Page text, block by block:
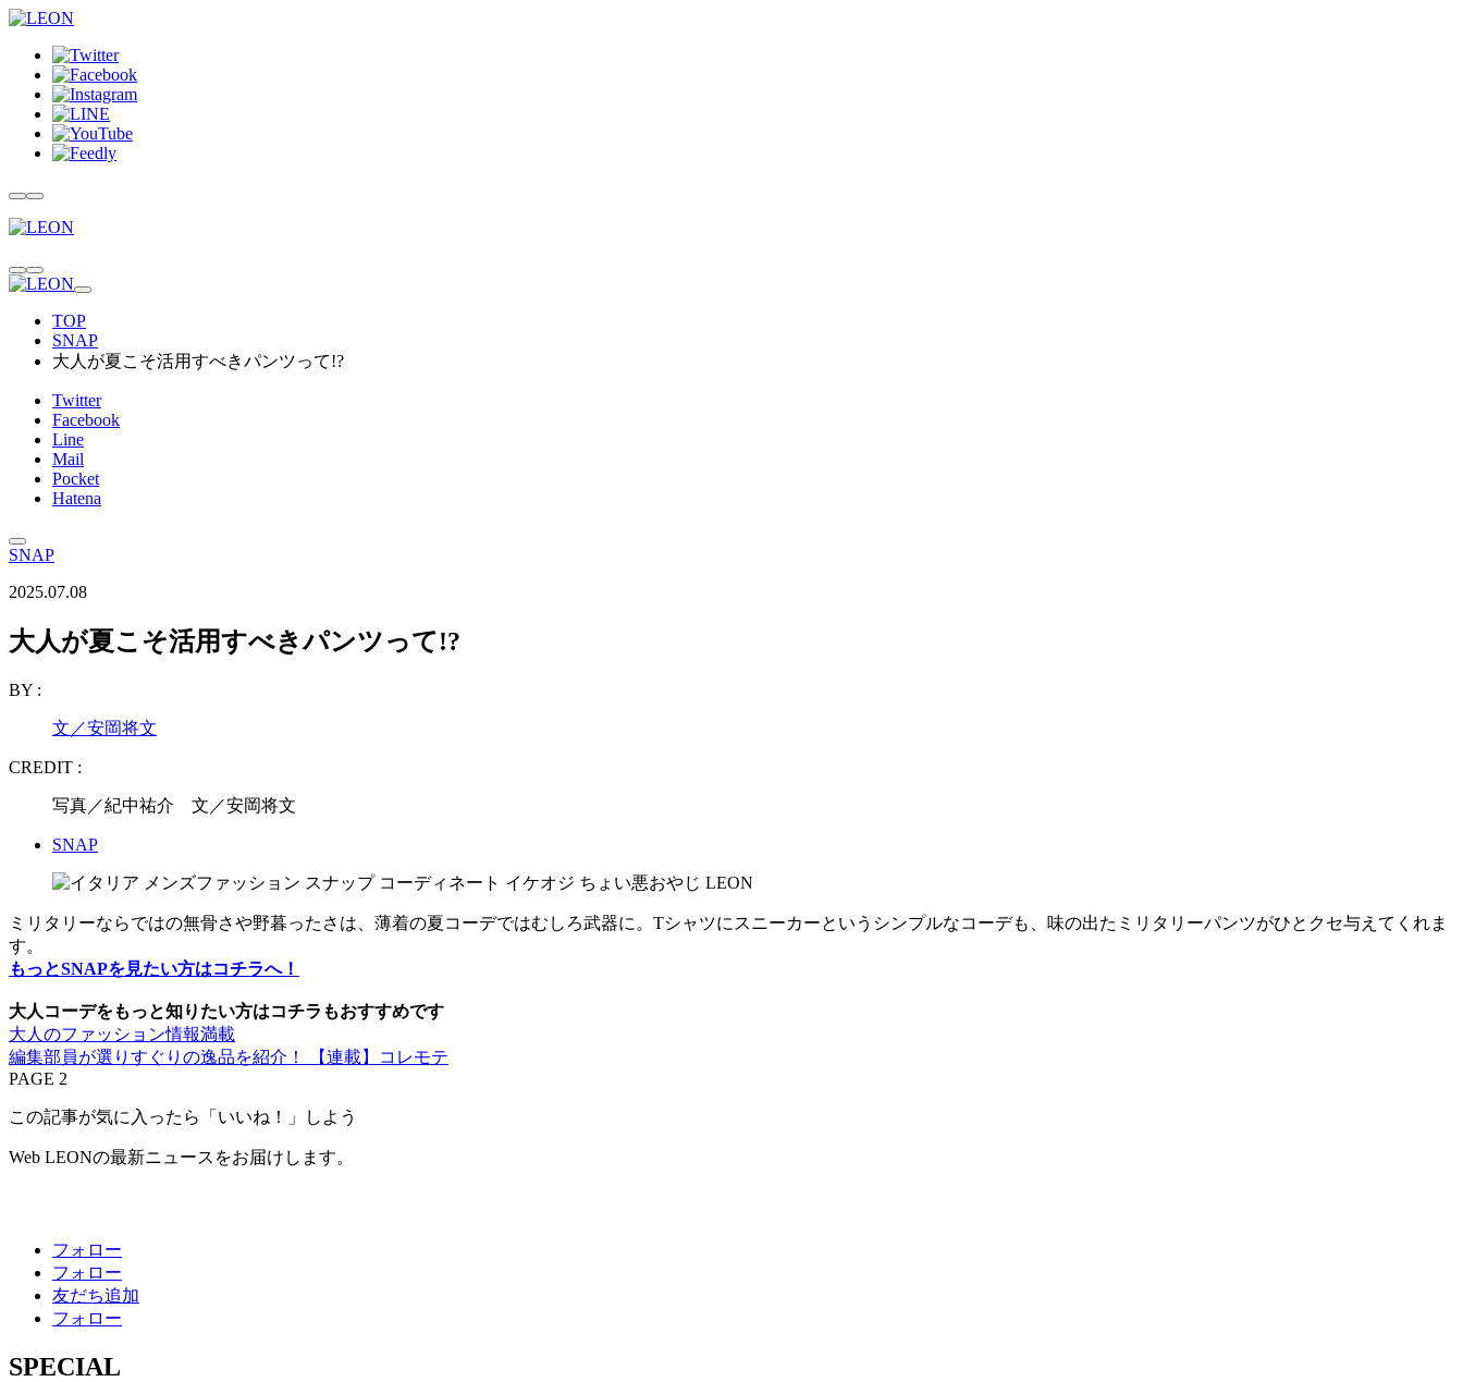
TOP
SNAP
大人が夏こそ活用すべきパンツって!?
Twitter
Facebook
Line
Mail
Pocket
Hatena
SNAP
2025.07.08
大人が夏こそ活用すべきパンツって!?
BY :
文／安岡将文
CREDIT :
写真／紀中祐介 文／安岡将文
SNAP
ミリタリーならではの無骨さや野暮ったさは、薄着の夏コーデではむしろ武器に。Tシャツにスニーカーというシンプルなコーデも、味の出たミリタリーパンツがひとクセ与えてくれま
す。
もっとSNAPを見たい方はコチラへ！
大人コーデをもっと知りたい方はコチラもおすすめです
大人のファッション情報満載
編集部員が選りすぐりの逸品を紹介！ 【連載】コレモテ
PAGE 2
この記事が気に入ったら「いいね！」しよう
Web LEONの最新ニュースをお届けします。
フォロー
フォロー
友だち追加
フォロー
SPECIAL